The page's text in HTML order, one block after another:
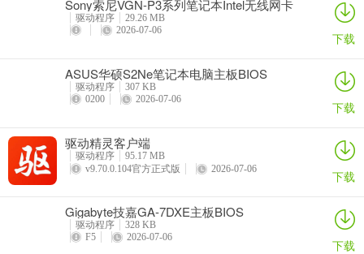
Sony索尼VGN-P3系列笔记本Intel无线网卡
驱动
驱动程序
29.26 MB
2026-07-06
下载
ASUS华硕S2Ne笔记本电脑主板BIOS
驱动程序
307 KB
0200
2026-07-06 下载
驱动精灵客户端
驱动程序
95.17 MB
v9.70.0.104官方正式版
2026-07-06 下载
Gigabyte技嘉GA-7DXE主板BIOS
驱动程序
328 KB
F5
2026-07-06 下载